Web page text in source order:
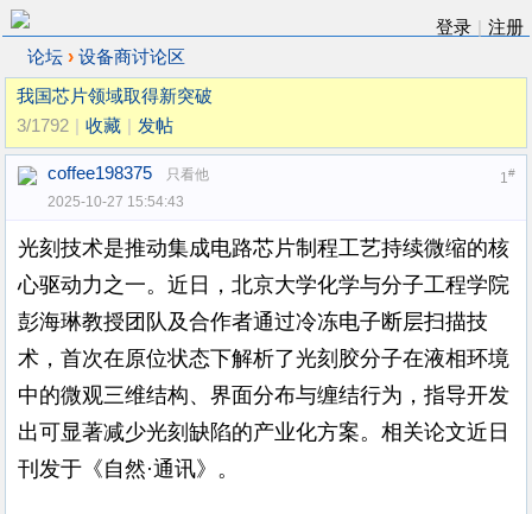
登录
注册
论坛 › 设备商讨论区
我国芯片领域取得新突破
3/1792
收藏 发帖
1#
coffee198375
只看他
2025-10-27 15:54:43
光刻技术是推动集成电路芯片制程工艺持续微缩的核
心驱动力之一。近日，北京大学化学与分子工程学院
彭海琳教授团队及合作者通过冷冻电子断层扫描技
术，首次在原位状态下解析了光刻胶分子在液相环境
中的微观三维结构、界面分布与缠结行为，指导开发
出可显著减少光刻缺陷的产业化方案。相关论文近日
刊发于《自然·通讯》。